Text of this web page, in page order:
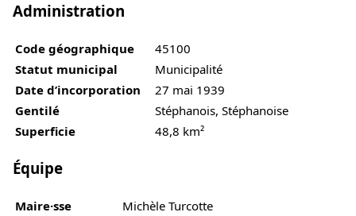
Administration
Code géographique
45100
Statut municipal
Municipalité
Date d’incorporation
27 mai 1939
Gentilé
Stéphanois, Stéphanoise
Superficie
48,8 km²
Équipe
Maire·sse
Michèle Turcotte